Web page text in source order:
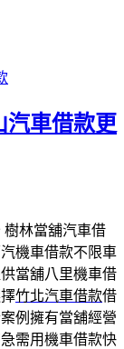
汽車借款更
樹林當舖汽車借
機車借款不限車
當舖八里機車借
竹北汽車借款借
例擁有當舖經營
需用機車借款快